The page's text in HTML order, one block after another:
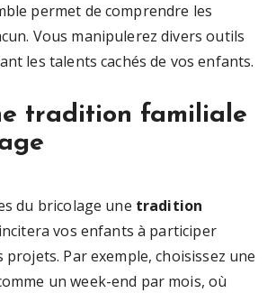
permet de comprendre les
Vous manipulerez divers outils
les talents cachés de vos enfants.
tradition familiale
du bricolage une tradition
vos enfants à participer
projets. Par exemple, choisissez une
un week-end par mois, où